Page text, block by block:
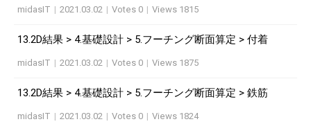
midasIT | 2021.03.02 | Votes 0 | Views 1815
13.2D結果 > 4.基礎設計 > 5.フーチング断面算定 > 付着
midasIT | 2021.03.02 | Votes 0 | Views 1875
13.2D結果 > 4.基礎設計 > 5.フーチング断面算定 > 鉄筋
midasIT | 2021.03.02 | Votes 0 | Views 1824